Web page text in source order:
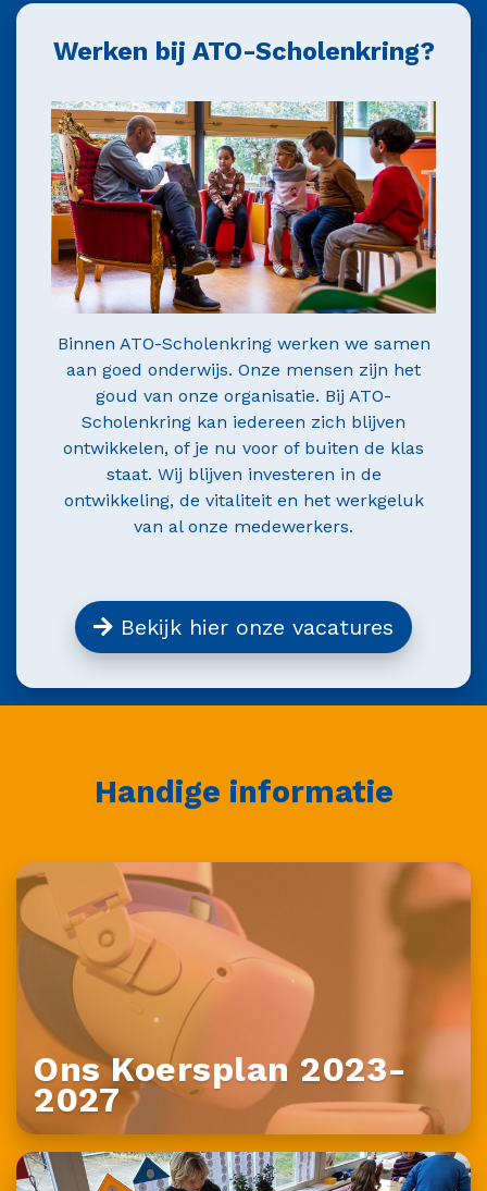
Werken bij ATO-Scholenkring?
Binnen ATO-Scholenkring werken we samen
aan goed onderwijs. Onze mensen zijn het
goud van onze organisatie. Bij ATO-
Scholenkring kan iedereen zich blijven
ontwikkelen, of je nu voor of buiten de klas
staat. Wij blijven investeren in de
ontwikkeling, de vitaliteit en het werkgeluk
van al onze medewerkers.
Bekijk hier onze vacatures
Handige informatie
Ons Koersplan 2023-
2027